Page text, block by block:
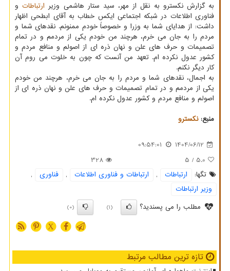
به گزارش نکسترو به نقل از مهر، سید ستار هاشمی وزیر ارتباطات و
فناوری اطلاعات در شبکه اجتماعی ایکس خطاب به آقای ابطحی اظهار
داشت: از هدایای شما به وزرا و خصوصاً خودم ممنونم. نقدهای شما و
مردم را به جان می خرم، هرچند من خودم یکی از مردمم و در تمام
تصمیمات و حرف های علن و نهان ذره ای از اصولم و منافع مردم و
کشور عدول نکرده ام. تعهد من آنست که چون به خلوت می روم آن
کار دیگر نکنم.
به اجمال، نقدهای شما و مردم را به جان می خرم، هرچند من خودم
یکی از مردمم و در تمام تصمیمات و حرف های علن و نهان ذره ای از
اصولم و منافع مردم و کشور عدول نکرده ام.
منبع:نكسترو
1404/06/12
09:54:01
5.0
/ 5
328
تگها:
ارتباطات , ارتباطات و فناوری اطلاعات , فناوری
,
وزیر ارتباطات
مطلب را می پسندید؟
(1)
(0)
X
تازه ترین مطالب مرتبط